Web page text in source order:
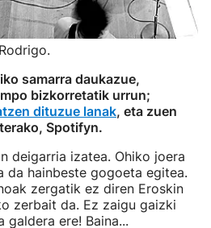
samarra daukazue,
bizkorretatik urrun;
dituzue lanak, eta zuen
Spotifyn.
deigarria izatea. Ohiko joera
da hainbeste gogoeta egitea.
zergatik ez diren Eroskin
zerbait da. Ez zaigu gaizki
ere! Baina...